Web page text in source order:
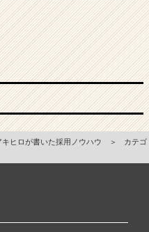
ヒロが書いた採用ノウハウ ＞
カテゴ